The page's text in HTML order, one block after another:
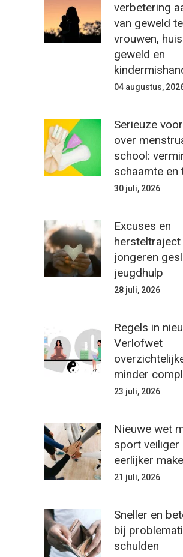
verbetering
van geweld
vrouwen,
geweld en
04 augustus,
Serieuze
over
school:
schaamte en
30 juli, 2026
Excuses en
jongeren
jeugdhulp
28 juli, 2026
Regels in
Verlofwet
minder
23 juli, 2026
Nieuwe wet
sport veiliger
eerlijker
21 juli, 2026
Sneller en
bij
schulden